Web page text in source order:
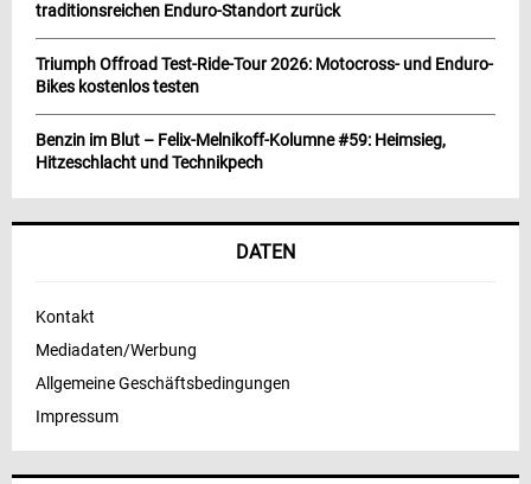
traditionsreichen Enduro-Standort zurück
Triumph Offroad Test-Ride-Tour 2026: Motocross- und Enduro-
Bikes kostenlos testen
Benzin im Blut – Felix-Melnikoff-Kolumne #59: Heimsieg,
Hitzeschlacht und Technikpech
DATEN
Kontakt
Mediadaten/Werbung
Allgemeine Geschäftsbedingungen
Impressum